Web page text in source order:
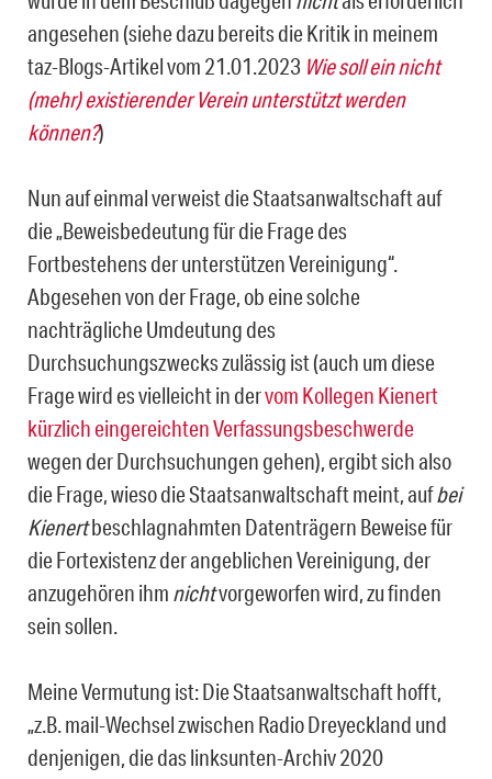
angesehen (siehe dazu bereits die Kritik in meinem
taz-Blogs-Arti­kel vom 21.01.2023 Wie soll ein nicht
(mehr) existierender Verein unterstützt werden
können?)
Nun auf einmal verweist die Staatsanwaltschaft auf
die „Beweisbedeutung für die Frage des
Fortbestehens der unterstützen Vereinigung“.
Abgesehen von der Frage, ob eine solche
nachträgliche Umdeutung des
Durchsuchungszwecks zulässig ist (auch um die­se
Frage wird es vielleicht in dervom Kollegen Kienert
kürzlich eingereichten Verfassungsbeschwerde
wegen der Durchsuchungen gehen), ergibt sich also
die Fra­ge, wieso die Staatsanwaltschaft meint, aufbei
Kienertbeschlagnahmten Datenträgern Beweise für
die Fortexistenz der angeblichen Vereinigung, der
anzugehören ihm nichtvorgeworfen wird, zu finden
sein sollen.
Meine Vermutung ist: Die Staatsanwaltschaft hofft,
„z.B. mail-Wechsel zwischen Radio Dreyeckland und
denjenigen, die das linksunten-Archiv 2020